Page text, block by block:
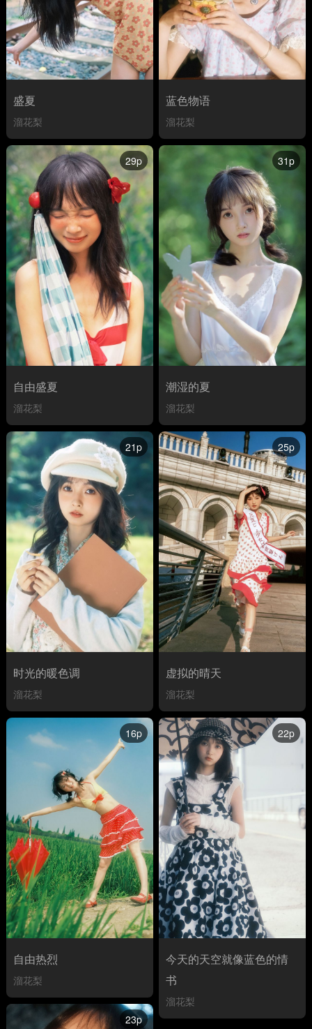
盛夏
溜花梨
蓝色物语
溜花梨
29p
自由盛夏
溜花梨
31p
潮湿的夏
溜花梨
21p
时光的暖色调
溜花梨
25p
虚拟的晴天
溜花梨
16p
自由热烈
溜花梨
22p
今天的天空就像蓝色的情
书
溜花梨
23p